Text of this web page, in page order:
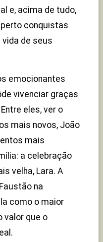
e, acima de tudo,
conquistas
de seus
emocionantes
vivenciar graças
eles, ver o
mais novos, João
mais
a celebração
velha, Lara. A
na
como o maior
valor que o